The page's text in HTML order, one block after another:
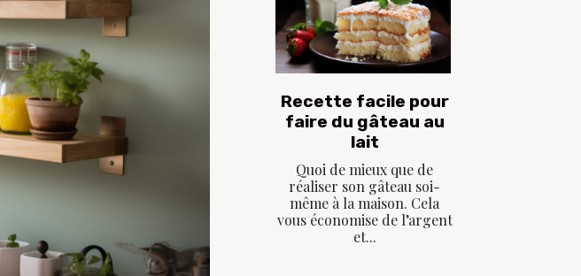
Recette facile pour
faire du gâteau au
lait
Quoi de mieux que de
réaliser son gâteau soi-
même à la maison. Cela
vous économise de l’argent
et...